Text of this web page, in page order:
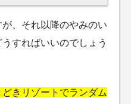
、それ以降のやみのい
すればいいのでしょう
きリゾートでランダム